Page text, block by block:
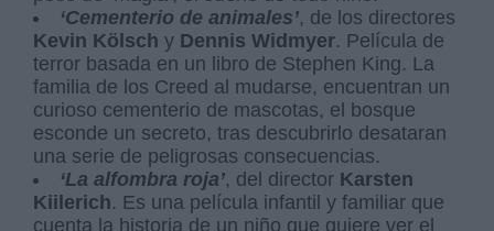
‘Cementerio de animales’, de los directores
Kevin Kölsch y Dennis Widmyer. Película de
terror basada en un libro de Stephen King. La
familia de los Creed al mudarse, encuentran un
curioso cementerio de mascotas, el bosque
esconde un secreto, tras descubrirlo desataran
una serie de peligrosas consecuencias.
‘La alfombra roja’, del director Karsten
Kiilerich. Es una película infantil y familiar que
cuenta la historia de un niño que quiere ver el